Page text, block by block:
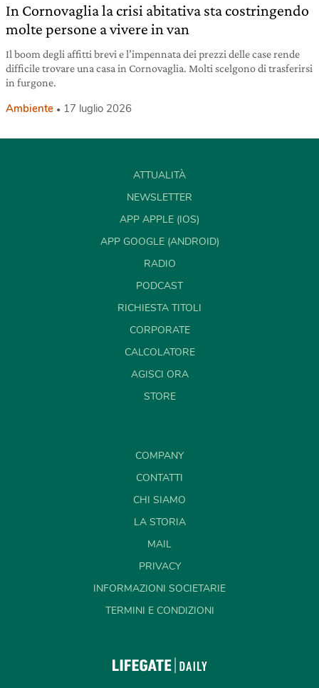
In Cornovaglia la crisi abitativa sta costringendo
molte persone a vivere in van
Il boom degli affitti brevi e l’impennata dei prezzi delle case rende
difficile trovare una casa in Cornovaglia. Molti scelgono di trasferirsi
in furgone.
Ambiente 17 luglio 2026
ATTUALITÀ
NEWSLETTER
APP APPLE (IOS)
APP GOOGLE (ANDROID)
RADIO
PODCAST
RICHIESTA TITOLI
CORPORATE
CALCOLATORE
AGISCI ORA
STORE
COMPANY
CONTATTI
CHI SIAMO
LA STORIA
MAIL
PRIVACY
INFORMAZIONI SOCIETARIE
TERMINI E CONDIZIONI